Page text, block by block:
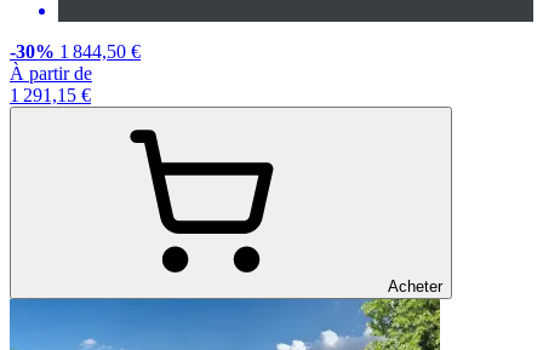
-30% 1 844,50 €
À partir de
1 291,15 €
Acheter